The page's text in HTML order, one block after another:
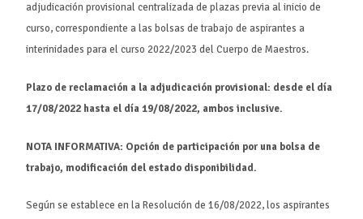
adjudicación provisional centralizada de plazas previa al inicio de
curso, correspondiente a las bolsas de trabajo de aspirantes a
interinidades para el curso 2022/2023 del Cuerpo de Maestros.
Plazo de reclamación a la adjudicación provisional: desde el día
17/08/2022 hasta el día 19/08/2022, ambos inclusive.
NOTA INFORMATIVA: Opción de participación por una bolsa de
trabajo, modificación del estado disponibilidad.
Según se establece en la Resolución de 16/08/2022, los aspirantes